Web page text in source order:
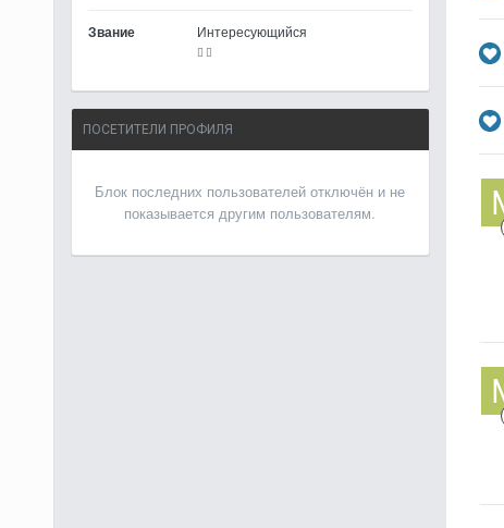
Звание Интересующийся
ПОСЕТИТЕЛИ ПРОФИЛЯ
Блок последних пользователей отключён и не
показывается другим пользователям.